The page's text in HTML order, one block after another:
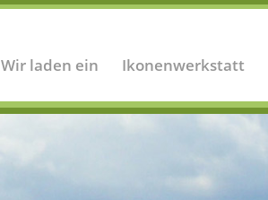
Wir laden ein Ikonenwerkstatt